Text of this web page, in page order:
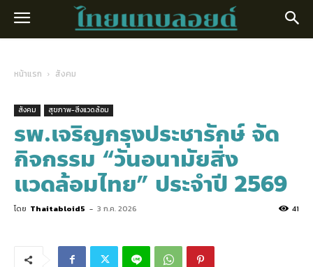
หน้าแรก สังคม
สังคม สุขภาพ-สิ่งแวดล้อม
รพ.เจริญกรุงประชารักษ์ จัด
กิจกรรม “วันอนามัยสิ่ง
แวดล้อมไทย” ประจำปี 2569
โดย Thaitabloid5 - 3 ก.ค. 2026 41